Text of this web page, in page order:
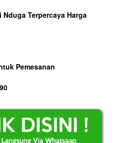
Terpercaya Harga
Pemesanan